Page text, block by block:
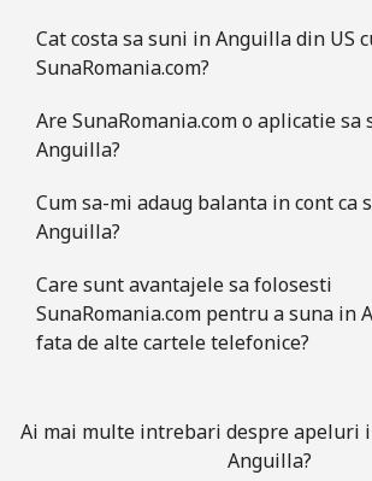
All
⁦168.9p⁩
Telefon
Mobil ⁦2.3p⁩ 434 min
Telefon
⁦1.8p⁩ 555 min
Cat costa sa suni in Anguilla din US
SunaRomania.com?
Are SunaRomania.com o aplicatie sa
Anguilla?
Cum sa-mi adaug balanta in cont ca
Anguilla?
Care sunt avantajele sa folosesti
SunaRomania.com pentru a suna in
fata de alte cartele telefonice?
Ai mai multe intrebari despre apeluri
Anguilla?